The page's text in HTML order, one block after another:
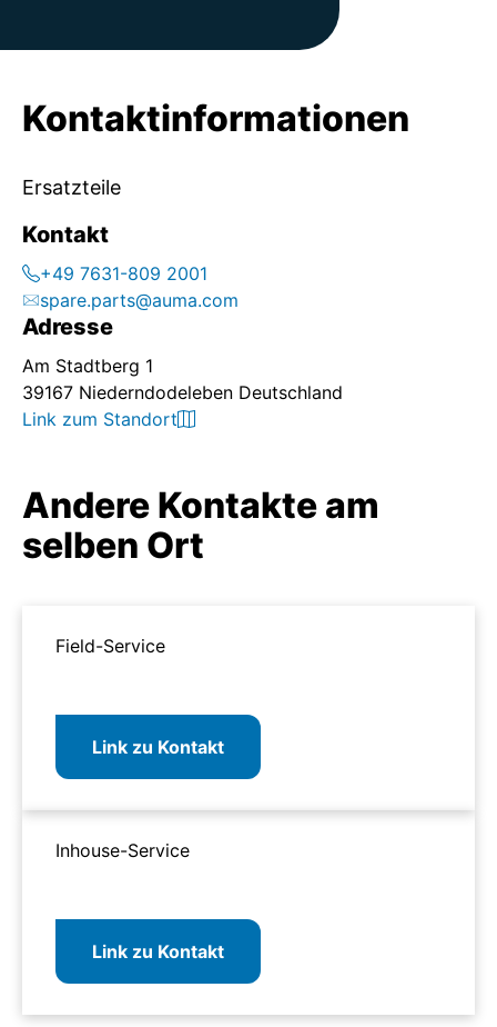
Kontaktinformationen
Ersatzteile
Kontakt
+49 7631-809 2001
spare.parts@auma.com
Adresse
Am Stadtberg 1
39167 Niederndodeleben Deutschland
Link zum Standort
Andere Kontakte am
selben Ort
Field-Service
Link zu Kontakt
Inhouse-Service
Link zu Kontakt